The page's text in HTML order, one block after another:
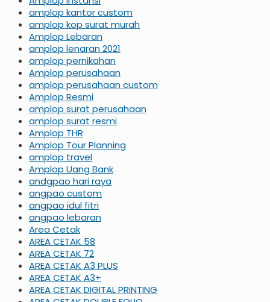
amplop kantor custom
amplop kop surat murah
Amplop Lebaran
amplop lenaran 2021
amplop pernikahan
Amplop perusahaan
amplop perusahaan custom
Amplop Resmi
amplop surat perusahaan
amplop surat resmi
Amplop THR
Amplop Tour Planning
amplop travel
Amplop Uang Bank
andgpao hari raya
angpao custom
angpao idul fitri
angpao lebaran
Area Cetak
AREA CETAK 58
AREA CETAK 72
AREA CETAK A3 PLUS
AREA CETAK A3+
AREA CETAK DIGITAL PRINTING